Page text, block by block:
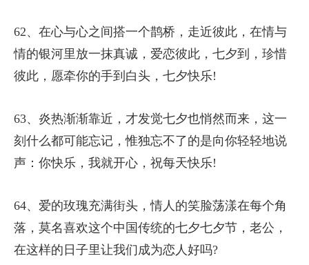
62、在心与心之间搭一个鹊桥，走近彼此，在情与
情的银河里放一抹真诚，爱恋彼此，七夕到，珍惜
彼此，愿牵你的手到白头，七夕快乐!
63、炎热渐渐靠近，才发觉七夕也悄然而来，这一
刻什么都可能忘记，惟独忘不了的是向你轻轻地说
声：你快乐，我就开心，祝每天快乐!
64、爱的玫瑰充满街头，情人的笑脸荡漾在每个角
落，莫名喜欢这个中国传统的七夕七夕节，老公，
在这样的日子里让我们成为恋人好吗?